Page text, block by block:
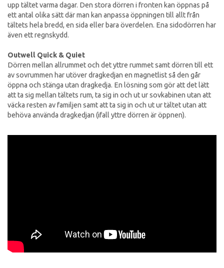
upp tältet varma dagar. Den stora dörren i fronten kan öppnas på
ett antal olika sätt där man kan anpassa öppningen till allt från
tältets hela bredd, en sida eller bara överdelen. Ena sidodörren har
även ett regnskydd.
Outwell Quick & Quiet
Dörren mellan allrummet och det yttre rummet samt dörren till ett
av sovrummen har utöver dragkedjan en magnetlist så den går
öppna och stänga utan dragkedja. En lösning som gör att det lätt
att ta sig mellan tältets rum, ta sig in och ut ur sovkabinen utan att
väcka resten av familjen samt att ta sig in och ut ur tältet utan att
behöva använda dragkedjan (ifall yttre dörren är öppnen).